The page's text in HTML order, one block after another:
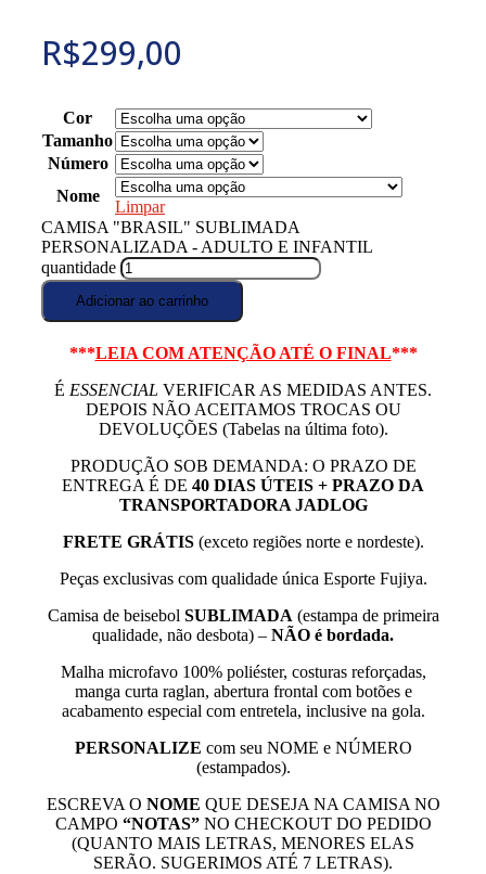
R$299,00
Cor
Tamanho
Número
Nome
Limpar
CAMISA "BRASIL" SUBLIMADA
PERSONALIZADA - ADULTO E INFANTIL
quantidade
Adicionar ao carrinho
***LEIA COM ATENÇÃO ATÉ O FINAL***
É ESSENCIAL VERIFICAR AS MEDIDAS ANTES.
DEPOIS NÃO ACEITAMOS TROCAS OU
DEVOLUÇÕES (Tabelas na última foto).
PRODUÇÃO SOB DEMANDA: O PRAZO DE
ENTREGA É DE 40 DIAS ÚTEIS + PRAZO DA
TRANSPORTADORA JADLOG
FRETE GRÁTIS(exceto regiões norte e nordeste).
Peças exclusivas com qualidade única Esporte Fujiya.
Camisa de beisebol SUBLIMADA (estampa de primeira
qualidade, não desbota) – NÃO é bordada.
Malha microfavo 100% poliéster, costuras reforçadas,
manga curta raglan, abertura frontal com botões e
acabamento especial com entretela, inclusive na gola.
PERSONALIZE com seu NOME e NÚMERO
(estampados).
ESCREVA O NOME QUE DESEJA NA CAMISA NO
CAMPO “NOTAS”NO CHECKOUT DO PEDIDO
(QUANTO MAIS LETRAS, MENORES ELAS
SERÃO. SUGERIMOS ATÉ 7 LETRAS).